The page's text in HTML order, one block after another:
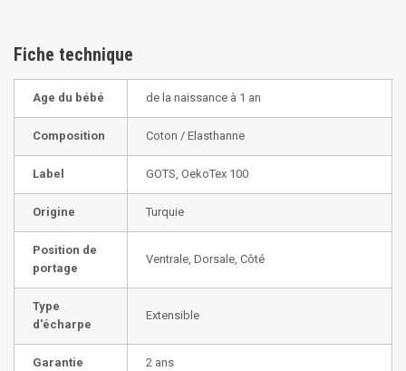
Fiche technique
Age du bébé de la naissance à 1 an
Composition Coton / Elasthanne
Label GOTS, OekoTex 100
Origine Turquie
Position de
portage
Ventrale, Dorsale, Côté
Type
d'écharpe
Extensible
Garantie 2 ans